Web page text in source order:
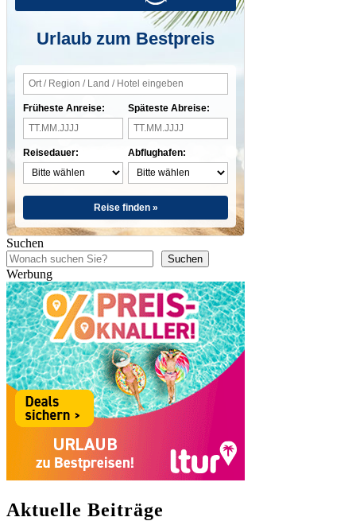
Urlaub zum Bestpreis
Früheste Anreise:
Reisedauer:
Späteste Abreise:
Abflughafen:
Reise finden »
Suchen
Suchen
Werbung
Aktuelle Beiträge